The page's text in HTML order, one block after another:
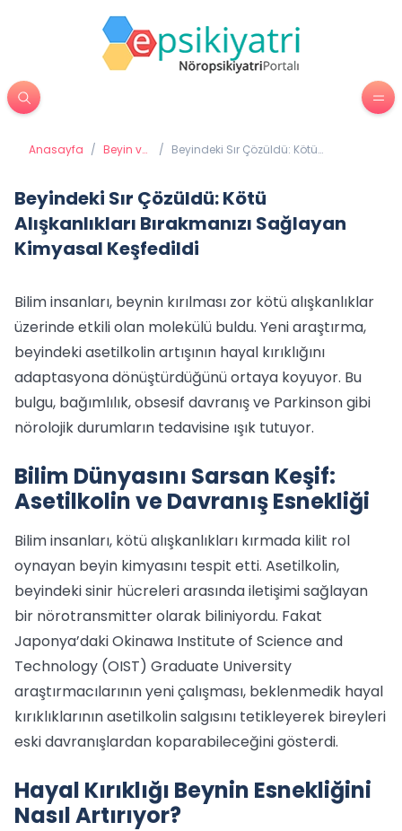
Anasayfa / Beyin ve
/ Beyindeki Sır Çözüldü: Kötü
Beyindeki Sır Çözüldü: Kötü
Alışkanlıkları Bırakmanızı Sağlayan
Kimyasal Keşfedildi
Bilim insanları, beynin kırılması zor kötü alışkanlıklar
üzerinde etkili olan molekülü buldu. Yeni araştırma,
beyindeki asetilkolin artışının hayal kırıklığını
adaptasyona dönüştürdüğünü ortaya koyuyor. Bu
bulgu, bağımlılık, obsesif davranış ve Parkinson gibi
nörolojik durumların tedavisine ışık tutuyor.
Bilim Dünyasını Sarsan Keşif:
Asetilkolin ve Davranış Esnekliği
Bilim insanları, kötü alışkanlıkları kırmada kilit rol
oynayan beyin kimyasını tespit etti. Asetilkolin,
beyindeki sinir hücreleri arasında iletişimi sağlayan
bir nörotransmitter olarak biliniyordu. Fakat
Japonya’daki Okinawa Institute of Science and
Technology (OIST) Graduate University
araştırmacılarının yeni çalışması, beklenmedik hayal
kırıklıklarının asetilkolin salgısını tetikleyerek bireyleri
eski davranışlardan koparabileceğini gösterdi.
Hayal Kırıklığı Beynin Esnekliğini
Nasıl Artırıyor?